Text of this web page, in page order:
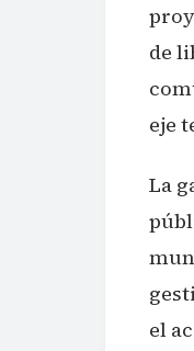
de
eje
La
el